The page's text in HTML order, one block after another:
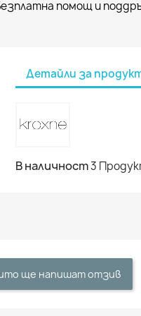
помощ и
Детайли за
В наличност3
ще напишат отзив